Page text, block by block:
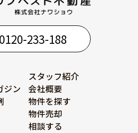
0120-233-188
スタッフ紹介
ジン
会社概要
物件を探す
物件売却
相談する